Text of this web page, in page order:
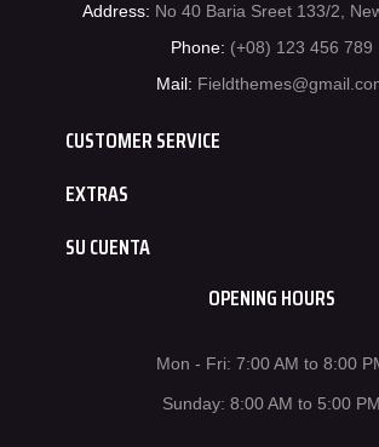
Address: No 40 Baria Sreet 133/2,
Phone: (+08) 123 456 789
Mail:
CUSTOMER SERVICE
EXTRAS
SU CUENTA
OPENING HOURS
Mon - Fri: 7:00 AM to 8:00
Sunday: 8:00 AM to 5:00 PM